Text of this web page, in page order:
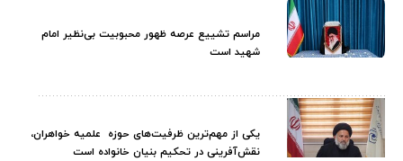
مراسم تشییع عرصه ظهور محبوبیت بی‌نظیر امام
شهید است
یکی از مهم‌ترین ظرفیت‌های حوزه علمیه خواهران،
نقش‌آفرینی در تحکیم بنیان خانواده است